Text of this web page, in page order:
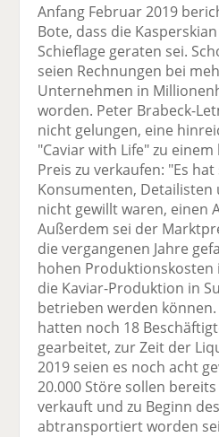
Anfang Februar 2019
Bote, dass die
Schieflage geraten sei.
seien Rechnungen bei
Unternehmen in
worden. Peter Brabeck-
nicht gelungen, eine
"Caviar with Life" zu
Preis zu verkaufen: "Es
Konsumenten, Detailisten
nicht gewillt waren, einen
Außerdem sei der
die vergangenen Jahre
hohen Produktionskosten
die Kaviar-Produktion in
betrieben werden
hatten noch 18
gearbeitet, zur Zeit der
2019 seien es noch acht
20.000 Störe sollen
verkauft und zu Beginn
abtransportiert worden